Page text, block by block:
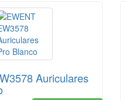
Auriculares